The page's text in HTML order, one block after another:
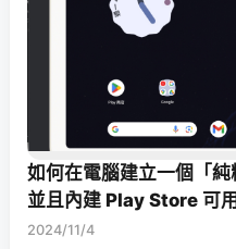
如何在電腦建立一個「
並且內建 Play Store 可用
2024/11/4